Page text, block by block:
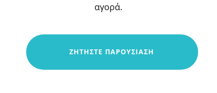
αγορά.
ΖΗΤΗΣΤΕ ΠΑΡΟΥΣΙΑΣΗ